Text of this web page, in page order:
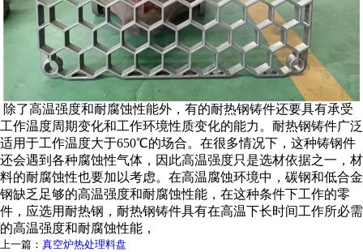
工程案例
厂容厂景
荣誉资质
联系我们
除了高温强度和耐腐蚀性能外，有的耐热钢铸件还要具有承受
工作温度周期变化和工作环境性质变化的能力。耐热钢铸件广泛
适用于工作温度大于650℃的场合。在很多情况下，这种铸钢件
还会遇到各种腐蚀性气体，因此高温强度只是选材依据之一，材
料的耐腐蚀性也要加以考虑。在高温腐蚀环境中，碳钢和低合金
钢缺乏足够的高温强度和耐腐蚀性能，在这种条件下工作的零
件，应选用耐热钢，耐热钢铸件具有在高温下长时间工作所必需
的高温强度和耐腐蚀性能，
上一篇： 真空炉热处理料盘